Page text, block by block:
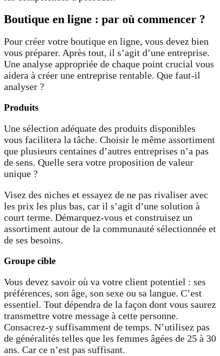
Boutique en ligne : par où commencer ?
Pour créer votre boutique en ligne, vous devez bien
vous préparer. Après tout, il s’agit d’une entreprise.
Une analyse appropriée de chaque point crucial vous
aidera à créer une entreprise rentable. Que faut-il
analyser ?
Produits
Une sélection adéquate des produits disponibles
vous facilitera la tâche. Choisir le même assortiment
que plusieurs centaines d’autres entreprises n’a pas
de sens. Quelle sera votre proposition de valeur
unique ?
Visez des niches et essayez de ne pas rivaliser avec
les prix les plus bas, car il s’agit d’une solution à
court terme. Démarquez-vous et construisez un
assortiment autour de la communauté sélectionnée et
de ses besoins.
Groupe cible
Vous devez savoir où va votre client potentiel : ses
préférences, son âge, son sexe ou sa langue. C’est
essentiel. Tout dépendra de la façon dont vous saurez
transmettre votre message à cette personne.
Consacrez-y suffisamment de temps. N’utilisez pas
de généralités telles que les femmes âgées de 25 à 30
ans. Car ce n’est pas suffisant.